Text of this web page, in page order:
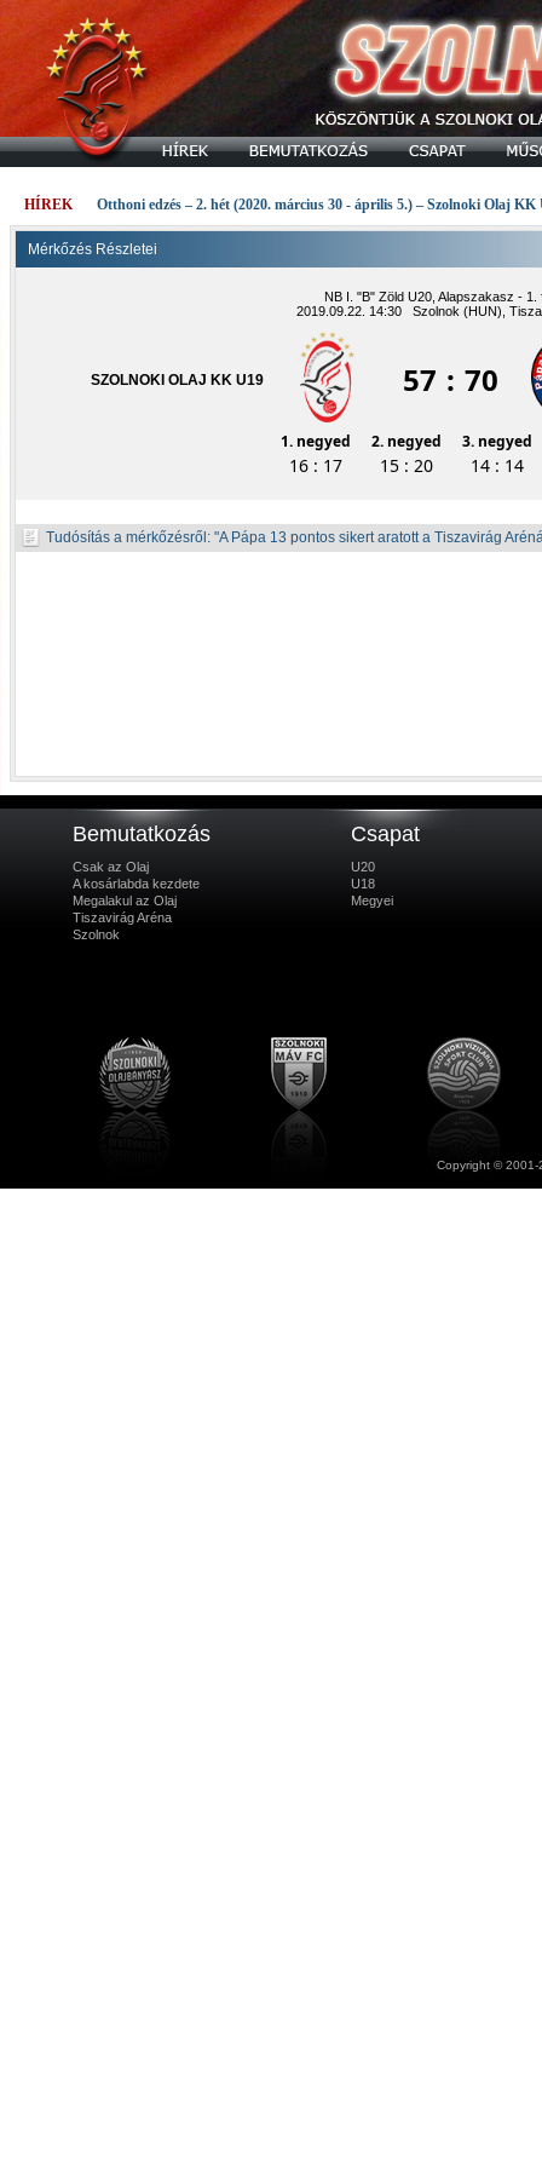
HÍREK Otthoni edzés – 2. hét (2020. március 30 - április 5.) – Szolnoki Olaj KK
Mérkőzés Részletei
NB I. "B" Zöld U20, Alapszakasz - 1.
2019.09.22. 14:30 Szolnok (HUN),
SZOLNOKI OLAJ KK U19 57 : 70
1. negyed 2. negyed 3. negyed
16 : 17 15 : 20 14 : 14
Tudósítás a mérkőzésről: A Pápa 13 pontos sikert aratott a Tiszavirág
Bemutatkozás
Csak az Olaj
A kosárlabda kezdete
Megalakul az Olaj
Tiszavirág Aréna
Szolnok
Csapat
U20
U18
Megyei
Copyright ©